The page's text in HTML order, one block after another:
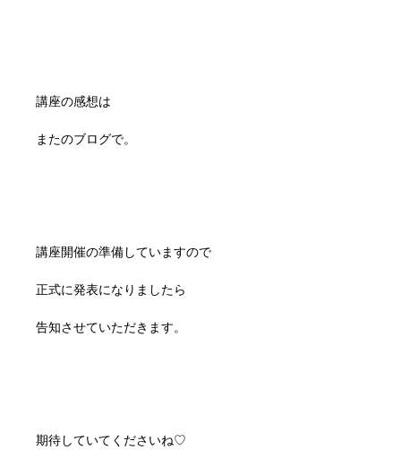
講座の感想は
またのブログで。
講座開催の準備していますので
正式に発表になりましたら
告知させていただきます。
期待していてくださいね♡